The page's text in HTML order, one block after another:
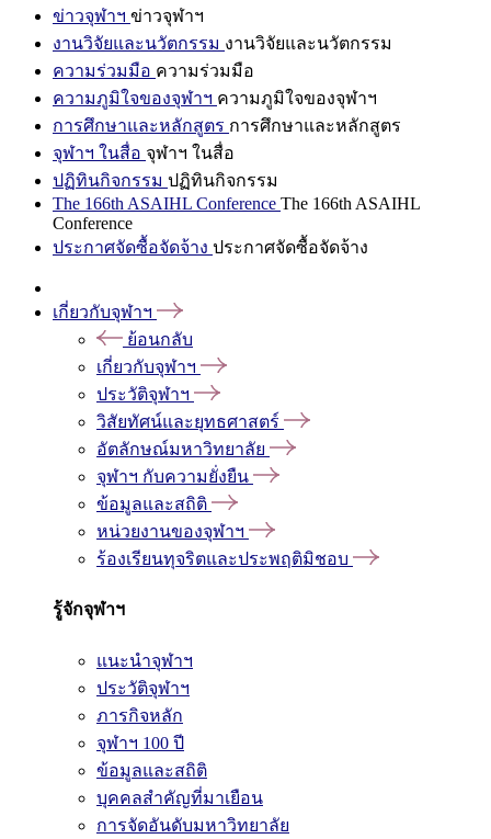
ข่าวจุฬาฯ ข่าวจุฬาฯ
งานวิจัยและนวัตกรรม งานวิจัยและนวัตกรรม
ความร่วมมือ ความร่วมมือ
ความภูมิใจของจุฬาฯ ความภูมิใจของจุฬาฯ
การศึกษาและหลักสูตร การศึกษาและหลักสูตร
จุฬาฯ ในสื่อ จุฬาฯ ในสื่อ
ปฏิทินกิจกรรม ปฏิทินกิจกรรม
The 166th ASAIHL Conference The 166th ASAIHL
Conference
ประกาศจัดซื้อจัดจ้าง ประกาศจัดซื้อจัดจ้าง
เกี่ยวกับจุฬาฯ
ย้อนกลับ
เกี่ยวกับจุฬาฯ
ประวัติจุฬาฯ
วิสัยทัศน์และยุทธศาสตร์
อัตลักษณ์มหาวิทยาลัย
จุฬาฯ กับความยั่งยืน
ข้อมูลและสถิติ
หน่วยงานของจุฬาฯ
ร้องเรียนทุจริตและประพฤติมิชอบ
รู้จักจุฬาฯ
แนะนำจุฬาฯ
ประวัติจุฬาฯ
ภารกิจหลัก
จุฬาฯ 100 ปี
ข้อมูลและสถิติ
บุคคลสำคัญที่มาเยือน
การจัดอันดับมหาวิทยาลัย